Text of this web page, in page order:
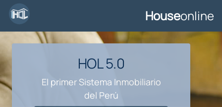
Houseonline
HOL 5.0
El primer Sistema Inmobiliario
del Perú